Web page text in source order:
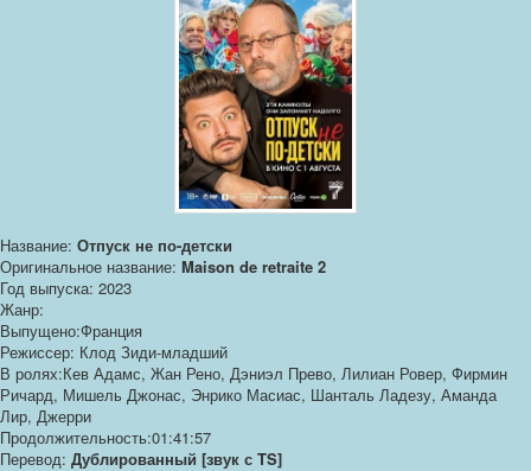
Название: Отпуск не по-детски
Оригинальное название: Maison de retraite 2
Год выпуска: 2023
Жанр:
Выпущено:Франция
Режиссер: Клод Зиди-младший
В ролях:Кев Адамс, Жан Рено, Дэниэл Прево, Лилиан Ровер, Фирмин
Ричард, Мишель Джонас, Энрико Масиас, Шанталь Ладезу, Аманда
Лир, Джерри
Продолжительность:01:41:57
Перевод: Дублированный [звук с TS]